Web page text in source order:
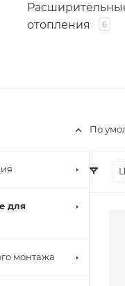
отопления
6
По
для
монтажа